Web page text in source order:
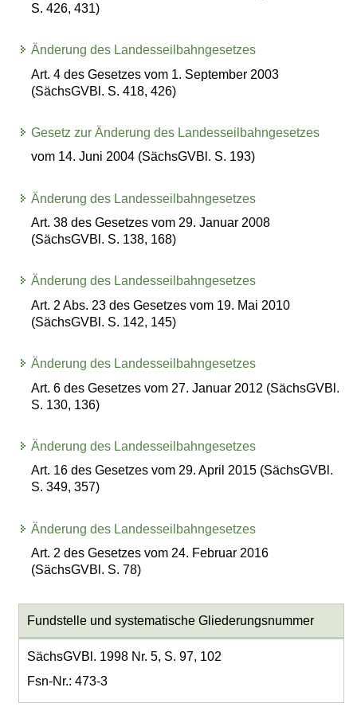
S. 426, 431)
Änderung des Landesseilbahngesetzes
Art. 4 des Gesetzes vom 1. September 2003
(SächsGVBl. S. 418, 426)
Gesetz zur Änderung des Landesseilbahngesetzes
vom 14. Juni 2004 (SächsGVBl. S. 193)
Änderung des Landesseilbahngesetzes
Art. 38 des Gesetzes vom 29. Januar 2008
(SächsGVBl. S. 138, 168)
Änderung des Landesseilbahngesetzes
Art. 2 Abs. 23 des Gesetzes vom 19. Mai 2010
(SächsGVBl. S. 142, 145)
Änderung des Landesseilbahngesetzes
Art. 6 des Gesetzes vom 27. Januar 2012 (SächsGVBl.
S. 130, 136)
Änderung des Landesseilbahngesetzes
Art. 16 des Gesetzes vom 29. April 2015 (SächsGVBl.
S. 349, 357)
Änderung des Landesseilbahngesetzes
Art. 2 des Gesetzes vom 24. Februar 2016
(SächsGVBl. S. 78)
Fundstelle und systematische Gliederungsnummer
SächsGVBl. 1998 Nr. 5, S. 97, 102
Fsn-Nr.: 473-3